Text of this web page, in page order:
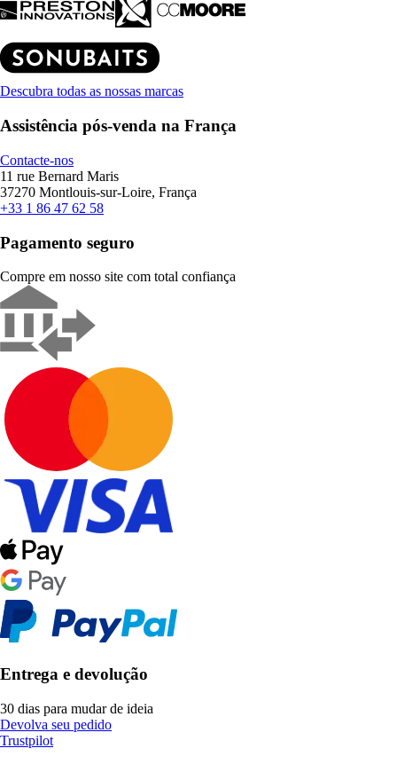
Descubra todas as nossas marcas
Assistência pós-venda na França
Contacte-nos
11 rue Bernard Maris
37270 Montlouis-sur-Loire, França
+33 1 86 47 62 58
Pagamento seguro
Compre em nosso site com total confiança
Entrega e devolução
30 dias para mudar de ideia
Devolva seu pedido
Trustpilot